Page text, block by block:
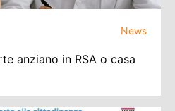
News
anziano in RSA o casa